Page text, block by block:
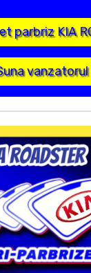
parbriz KIA
vanzatorul